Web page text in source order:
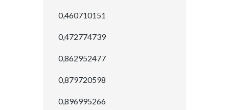
0,460710151
0,472774739
0,862952477
0,879720598
0,896995266